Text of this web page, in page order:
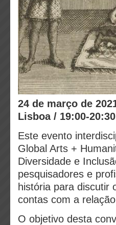
24 de março de
Lisboa / 19:00-
Este evento
Global Arts +
Diversidade e
pesquisadores e
história para discutir
contas com a
O objetivo desta